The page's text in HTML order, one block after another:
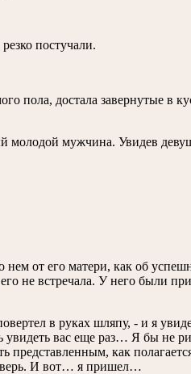
постучали.
пола, достала завернутые в
молодой мужчина. Увидев
нем от его матери, как об
не встречала. У него были
в руках шляпу, - и я
увидеть вас еще раз… Я бы не
представленным, как
И вот… я пришел…